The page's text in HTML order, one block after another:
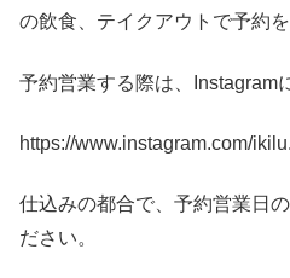
の飲食、テイクアウトで予約を
予約営業する際は、Instagram
https://www.instagram.com/
仕込みの都合で、予約営業日
ださい。